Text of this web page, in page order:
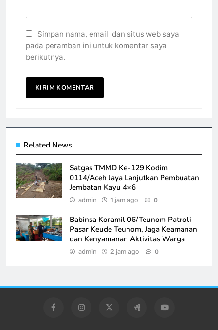
Simpan nama, email, dan situs web saya
pada peramban ini untuk komentar saya
berikutnya.
Related News
Satgas TMMD Ke-129 Kodim
0114/Aceh Jaya Lanjutkan Pembuatan
Jembatan Kayu 4×6
admin 1 jam ago 0
Babinsa Koramil 06/Teunom Patroli
Pasar Keude Teunom, Jaga Keamanan
dan Kenyamanan Aktivitas Warga
admin 2 jam ago 0